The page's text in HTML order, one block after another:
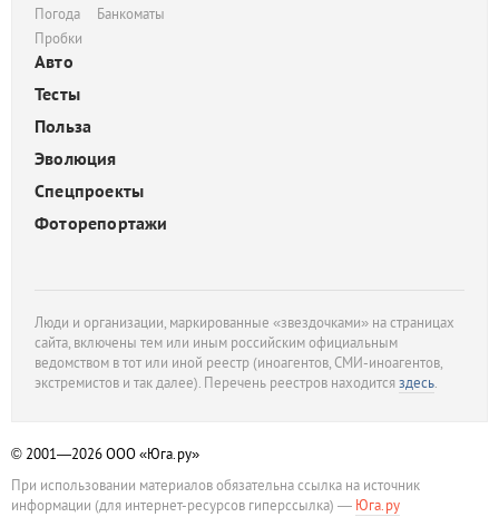
Погода
Пробки
Банкоматы
Авто
Тесты
Польза
Эволюция
Спецпроекты
Фоторепортажи
Люди и организации, маркированные «звездочками» на страницах
сайта, включены тем или иным российским официальным
ведомством в тот или иной реестр (иноагентов, СМИ-иноагентов,
экстремистов и так далее). Перечень реестров находитсяздесь.
© 2001—2026ООО «Юга.ру»
При использовании материалов обязательна ссылка на источник
информации (для интернет-ресурсов гиперссылка) — Юга.ру